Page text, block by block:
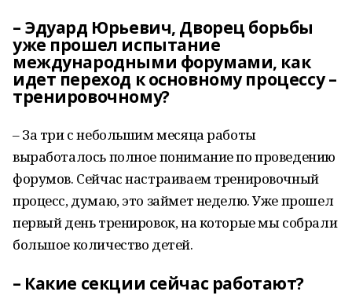
– Эдуард Юрьевич, Дворец борьбы
уже прошел испытание
международными форумами, как
идет переход к основному процессу –
тренировочному?
– За три с небольшим месяца работы
выработалось полное понимание по проведению
форумов. Сейчас настраиваем тренировочный
процесс, думаю, это займет неделю. Уже прошел
первый день тренировок, на которые мы собрали
большое количество детей.
– Какие секции сейчас работают?